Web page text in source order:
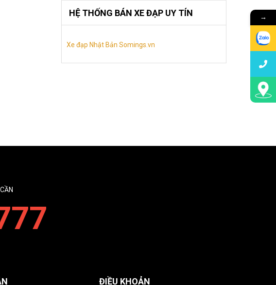
HỆ THỐNG BÁN XE ĐẠP UY TÍN
Xe đạp Nhật Bản Somings.vn
ĐIỀU KHOẢN
→